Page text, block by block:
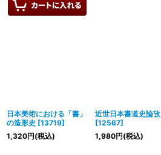
日本美術における「書」
の造形史 [13719]
1,320円(税込)
近世日本書道史論攷
[12567]
1,980円(税込)